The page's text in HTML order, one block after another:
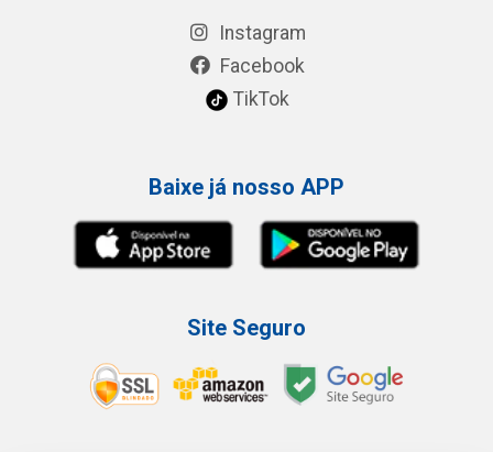
Instagram
Facebook
TikTok
Baixe já nosso APP
Site Seguro